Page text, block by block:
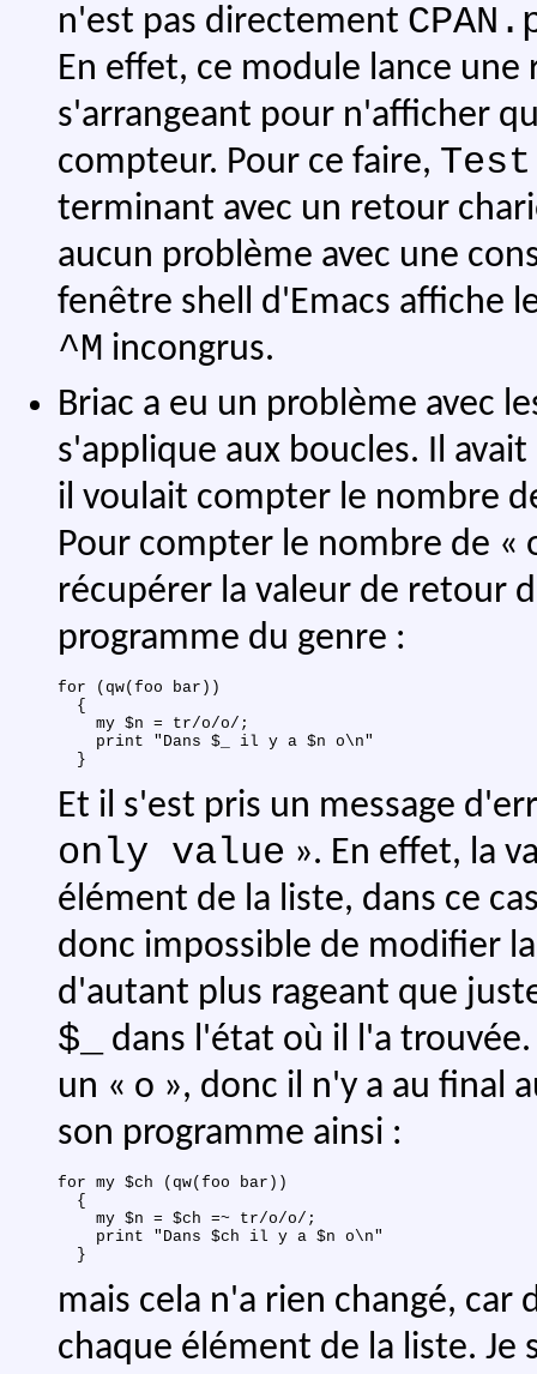
n'est pas directement
En effet, ce module lance
s'arrangeant pour n'afficher
compteur. Pour ce faire,
terminant avec un retour
aucun problème avec une
fenêtre shell d'Emacs affiche
^M incongrus.
Briac a eu un problème avec
s'applique aux boucles. Il
il voulait compter le nombre
Pour compter le nombre de «
récupérer la valeur de retour
programme du genre :
for (qw(foo bar))
  {
    my $n = tr/o/o/;
    print "Dans $_ il y a $n o\n"
Et il s'est pris un message
only value ». En effet, la
élément de la liste, dans ce
donc impossible de modifier
d'autant plus rageant que
$_
dans l'état où il l'a
un « o », donc il n'y a au final
son programme ainsi :
for my $ch (qw(foo bar))
  {
    my $n = $ch =~ tr/o/o/;
    print "Dans $ch il y a $n o\n"
mais cela n'a rien changé, car
chaque élément de la liste.